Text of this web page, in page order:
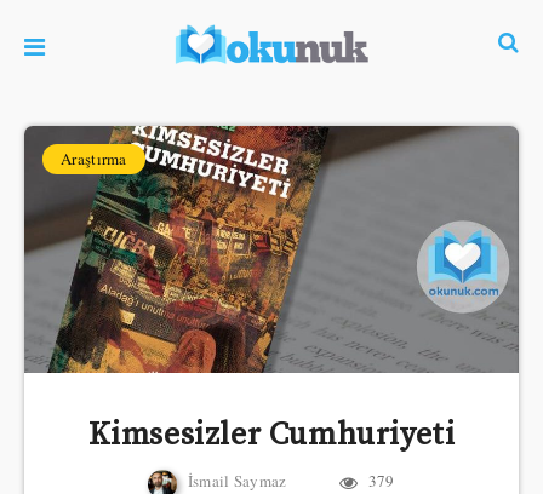
Araştırma
Kimsesizler Cumhuriyeti
İsmail Saymaz 379